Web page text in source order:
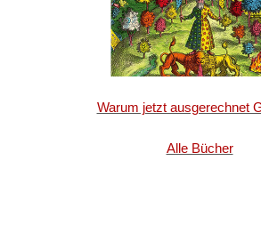
Warum jetzt ausgerechnet
Alle Bücher